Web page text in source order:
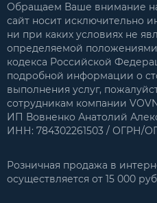
Обращаем Ваше внимание
сайт носит исключительно
ни при каких условиях не
определяемой положениями
кодекса Российской
подробной информации о
выполнения услуг,
сотрудникам компании
ИП Вовненко Анатолий
ИНН: 784302261503 / ОГРН/
Розничная продажа в
осуществляется от 15 000